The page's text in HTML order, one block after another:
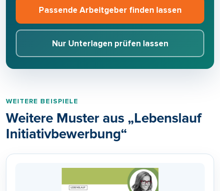
Passende Arbeitgeber finden lassen
Nur Unterlagen prüfen lassen
WEITERE BEISPIELE
Weitere Muster aus „Lebenslаuf
Initiativbewerbung“